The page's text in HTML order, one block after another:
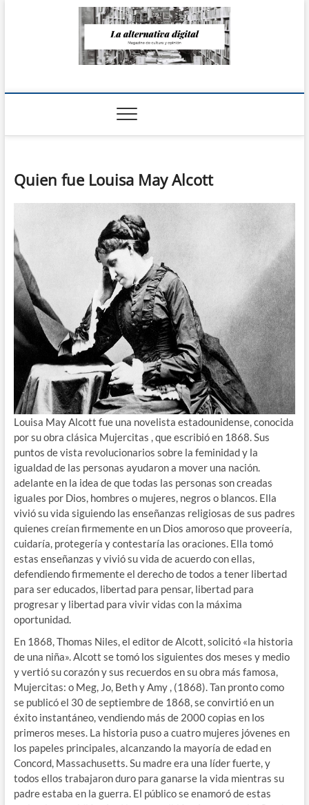
La Alternativa
Quien fue Louisa May Alcott
Louisa May Alcott fue una novelista estadounidense, conocida
por su obra clásica Mujercitas , que escribió en 1868. Sus
puntos de vista revolucionarios sobre la feminidad y la
igualdad de las personas ayudaron a mover una nación.
adelante en la idea de que todas las personas son creadas
iguales por Dios, hombres o mujeres, negros o blancos. Ella
vivió su vida siguiendo las enseñanzas religiosas de sus padres
quienes creían firmemente en un Dios amoroso que proveería,
cuidaría, protegería y contestaría las oraciones. Ella tomó
estas enseñanzas y vivió su vida de acuerdo con ellas,
defendiendo firmemente el derecho de todos a tener libertad
para ser educados, libertad para pensar, libertad para
progresar y libertad para vivir vidas con la máxima
oportunidad.
En 1868, Thomas Niles, el editor de Alcott, solicitó «la historia
de una niña». Alcott se tomó los siguientes dos meses y medio
y vertió su corazón y sus recuerdos en su obra más famosa,
Mujercitas: o Meg, Jo, Beth y Amy , (1868). Tan pronto como
se publicó el 30 de septiembre de 1868, se convirtió en un
éxito instantáneo, vendiendo más de 2000 copias en los
primeros meses. La historia puso a cuatro mujeres jóvenes en
los papeles principales, alcanzando la mayoría de edad en
Concord, Massachusetts. Su madre era una líder fuerte, y
todos ellos trabajaron duro para ganarse la vida mientras su
padre estaba en la guerra. El público se enamoró de estas